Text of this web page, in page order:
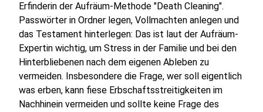
Erfinderin der Aufräum-Methode "Death Cleaning".
Passwörter in Ordner legen, Vollmachten anlegen und
das Testament hinterlegen: Das ist laut der Aufräum-
Expertin wichtig, um Stress in der Familie und bei den
Hinterbliebenen nach dem eigenen Ableben zu
vermeiden. Insbesondere die Frage, wer soll eigentlich
was erben, kann fiese Erbschaftsstreitigkeiten im
Nachhinein vermeiden und sollte keine Frage des